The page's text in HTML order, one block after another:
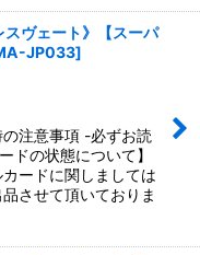
スヴェート》【スーパ
JP033]
の注意事項 -必ずお読
ドの状態について】
ードに関しましては
させて頂いておりま